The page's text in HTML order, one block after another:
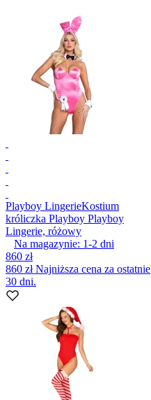
Playboy LingerieKostium
króliczka Playboy Playboy
Lingerie, różowy
Na magazynie: 1-2 dni
860 zł
860 złNajniższa cena za ostatnie
30 dni.